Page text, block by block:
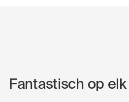
Fantastisch op